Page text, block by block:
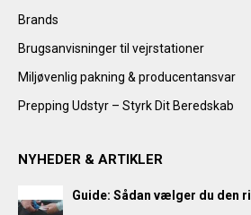
Brands
Brugsanvisninger til vejrstationer
Miljøvenlig pakning & producentansvar
Prepping Udstyr – Styrk Dit Beredskab
NYHEDER & ARTIKLER
Guide: Sådan vælger du den